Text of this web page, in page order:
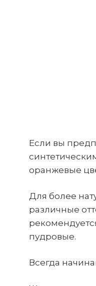
Если вы
оранжевые
Для более
различные
пудровые.
Всегда